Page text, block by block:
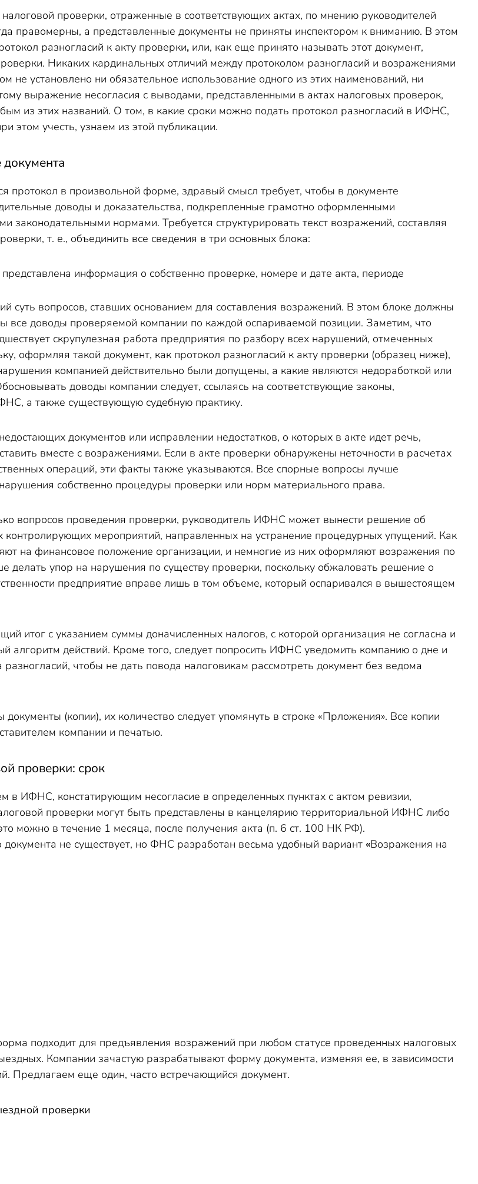
проверки, отраженные в соответствующих актах, по мнению руководителей
правомерны, а представленные документы не приняты инспектором к вниманию. В этом
разногласий к акту проверки, или, как еще принято называть этот документ,
Никаких кардинальных отличий между протоколом разногласий и возражениями
не установлено ни обязательное использование одного из этих наименований, ни
выражение несогласия с выводами, представленными в актах налоговых проверок,
из этих названий. О том, в какие сроки можно подать протокол разногласий в ИФНС,
этом учесть, узнаем из этой публикации.
протокол в произвольной форме, здравый смысл требует, чтобы в документе
доводы и доказательства, подкрепленные грамотно оформленными
законодательными нормами. Требуется структурировать текст возражений, составляя
т. е., объединить все сведения в три основных блока:
информация о собственно проверке, номере и дате акта, периоде
суть вопросов, ставших основанием для составления возражений. В этом блоке должны
все доводы проверяемой компании по каждой оспариваемой позиции. Заметим, что
скрупулезная работа предприятия по разбору всех нарушений, отмеченных
оформляя такой документ, как протокол разногласий к акту проверки (образец ниже),
компанией действительно были допущены, а какие являются недоработкой или
доводы компании следует, ссылаясь на соответствующие законы,
а также существующую судебную практику.
документов или исправлении недостатков, о которых в акте идет речь,
вместе с возражениями. Если в акте проверки обнаружены неточности в расчетах
операций, эти факты также указываются. Все спорные вопросы лучше
собственно процедуры проверки или норм материального права.
вопросов проведения проверки, руководитель ИФНС может вынести решение об
контролирующих мероприятий, направленных на устранение процедурных упущений. Как
на финансовое положение организации, и немногие из них оформляют возражения по
делать упор на нарушения по существу проверки, поскольку обжаловать решение о
предприятие вправе лишь в том объеме, который оспаривался в вышестоящем
итог с указанием суммы доначисленных налогов, с которой организация не согласна и
алгоритм действий. Кроме того, следует попросить ИФНС уведомить компанию о дне и
чтобы не дать повода налоговикам рассмотреть документ без ведома
(копии), их количество следует упомянуть в строке «Прложения». Все копии
компании и печатью.
проверки: срок
в ИФНС, констатирующим несогласие в определенных пунктах с актом ревизии,
проверки могут быть представлены в канцелярию территориальной ИФНС либо
можно в течение 1 месяца, после получения акта (п. 6 ст. 100 НК РФ).
не существует, но ФНС разработан весьма удобный вариант «Возражения на
подходит для предъявления возражений при любом статусе проведенных налоговых
Компании зачастую разрабатывают форму документа, изменяя ее, в зависимости
Предлагаем еще один, часто встречающийся документ.
проверки